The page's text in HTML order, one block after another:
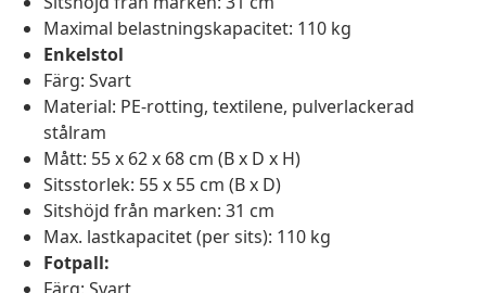
Maximal belastningskapacitet: 110 kg
Enkelstol
Färg: Svart
Material: PE-rotting, textilene, pulverlackerad
stålram
Mått: 55 x 62 x 68 cm (B x D x H)
Sitsstorlek: 55 x 55 cm (B x D)
Sitshöjd från marken: 31 cm
Max. lastkapacitet (per sits): 110 kg
Fotpall: